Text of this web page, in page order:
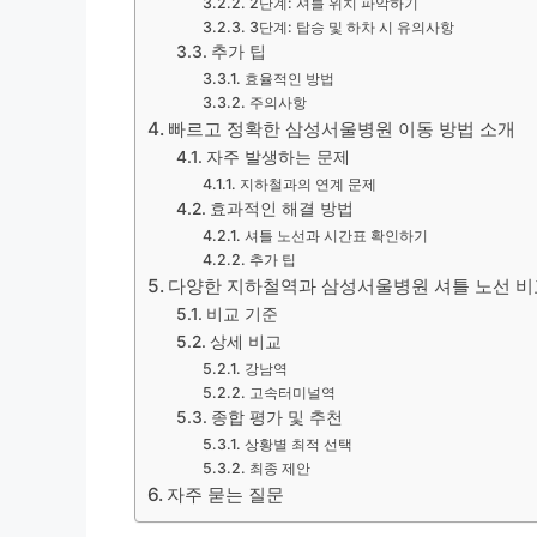
3단계: 탑승 및 하차 시 유의사항
추가 팁
효율적인 방법
주의사항
빠르고 정확한 삼성서울병원 이동 방법 소개
자주 발생하는 문제
지하철과의 연계 문제
효과적인 해결 방법
셔틀 노선과 시간표 확인하기
추가 팁
다양한 지하철역과 삼성서울병원 셔틀 노선
비교 기준
상세 비교
강남역
고속터미널역
종합 평가 및 추천
상황별 최적 선택
최종 제안
자주 묻는 질문